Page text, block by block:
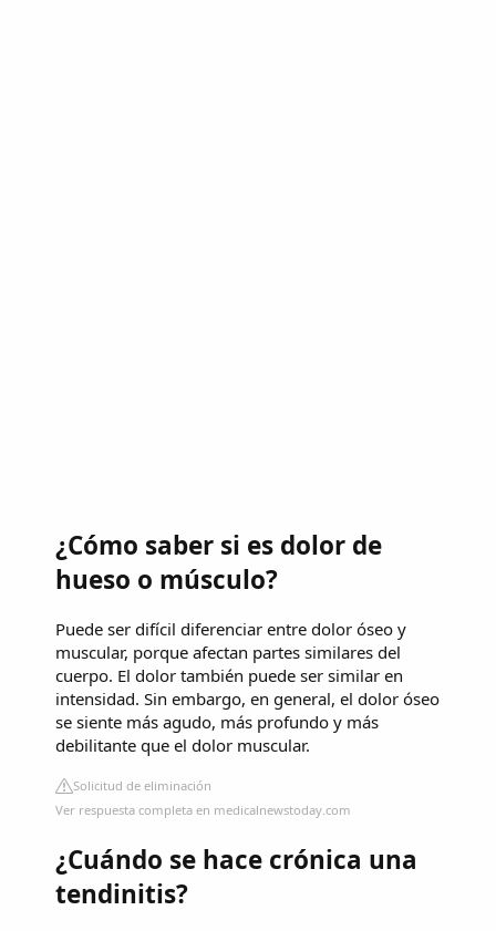
¿Cómo saber si es dolor de
hueso o músculo?
Puede ser difícil diferenciar entre dolor óseo y
muscular, porque afectan partes similares del
cuerpo. El dolor también puede ser similar en
intensidad. Sin embargo, en general, el dolor óseo
se siente más agudo, más profundo y más
debilitante que el dolor muscular.
Solicitud de eliminación
Ver respuesta completa en medicalnewstoday.com
¿Cuándo se hace crónica una
tendinitis?